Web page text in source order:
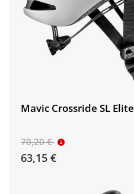
Mavic Crossride SL Elite
70,20 €
63,15 €